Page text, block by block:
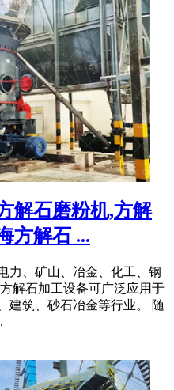
解石磨粉机,方解
方解石 ...
力、矿山、冶金、化工、钢
解石加工设备可广泛应用于
建筑、砂石冶金等行业。 随